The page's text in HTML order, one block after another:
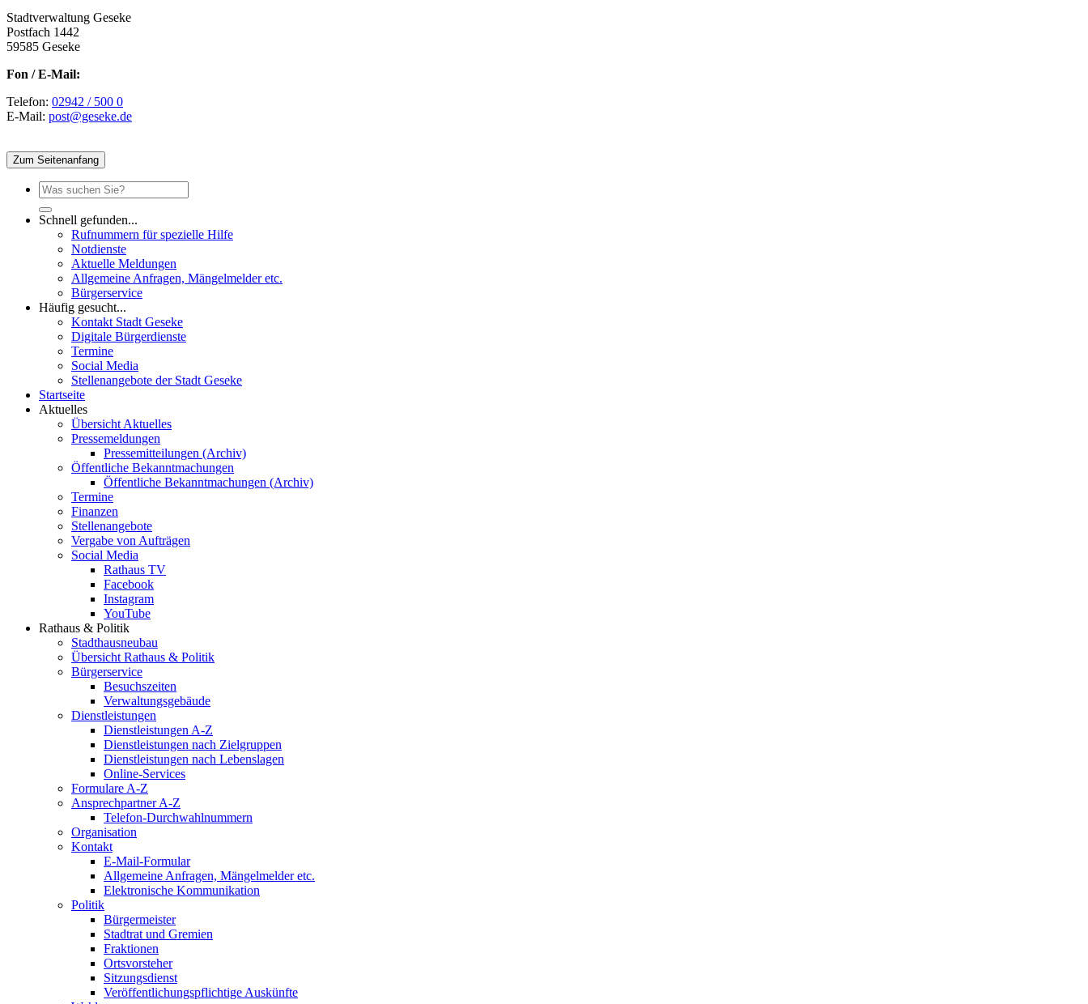
Stadtverwaltung Geseke
Postfach 1442
59585 Geseke
Fon / E-Mail:
Telefon: 02942 / 500 0
E-Mail: post@geseke.de
Zum Seitenanfang
Schnell gefunden...
Rufnummern für spezielle Hilfe
Notdienste
Aktuelle Meldungen
Allgemeine Anfragen, Mängelmelder etc.
Bürgerservice
Häufig gesucht...
Kontakt Stadt Geseke
Digitale Bürgerdienste
Termine
Social Media
Stellenangebote der Stadt Geseke
Startseite
Aktuelles
Übersicht Aktuelles
Pressemeldungen
Pressemitteilungen (Archiv)
Öffentliche Bekanntmachungen
Öffentliche Bekanntmachungen (Archiv)
Termine
Finanzen
Stellenangebote
Vergabe von Aufträgen
Social Media
Rathaus TV
Facebook
Instagram
YouTube
Rathaus & Politik
Stadthausneubau
Übersicht Rathaus & Politik
Bürgerservice
Besuchszeiten
Verwaltungsgebäude
Dienstleistungen
Dienstleistungen A-Z
Dienstleistungen nach Zielgruppen
Dienstleistungen nach Lebenslagen
Online-Services
Formulare A-Z
Ansprechpartner A-Z
Telefon-Durchwahlnummern
Organisation
Kontakt
E-Mail-Formular
Allgemeine Anfragen, Mängelmelder etc.
Elektronische Kommunikation
Politik
Bürgermeister
Stadtrat und Gremien
Fraktionen
Ortsvorsteher
Sitzungsdienst
Veröffentlichungspflichtige Auskünfte